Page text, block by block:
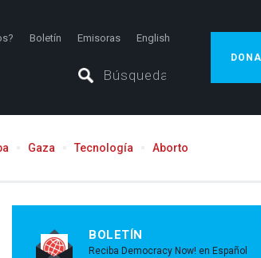
Boletín Emisoras English
Gaza Tecnología Aborto
BOLETÍN
Reciba Democracy Now! en Español